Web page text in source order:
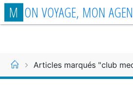
Aller
auM ON VOYAGE, MON AGEN
AccueilArticles marqués "club